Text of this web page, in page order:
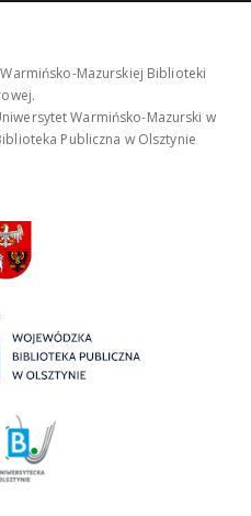
Mazurskiej Biblioteki
Warmińsko-Mazurski w
Publiczna w Olsztynie